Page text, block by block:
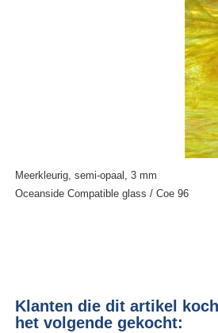
Meerkleurig, semi-opaal, 3 mm
Oceanside Compatible glass / Coe 96
Klanten die dit artikel
het volgende gekocht: